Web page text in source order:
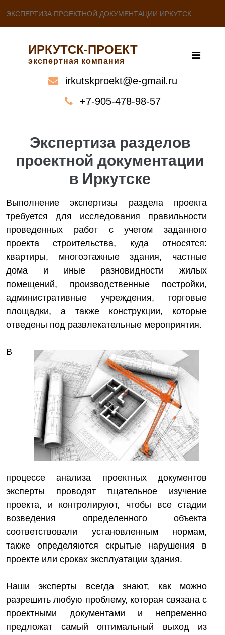
ЭКСПЕРТИЗА ПРОЕКТНОЙ ДОКУМЕНТАЦИИ ИРКУТСК
ИРКУТСК-ПРОЕКТ
экспертная компания
irkutskproekt@e-gmail.ru
+7-905-478-98-57
Экспертиза разделов
проектной документации
в Иркутске
Выполнение экспертизы раздела проекта
требуется для исследования правильности
проведенных работ с учетом заданного
проекта строительства, куда относятся:
квартиры, многоэтажные здания, частные
дома и иные разновидности жилых
помещений, производственные постройки,
административные учреждения, торговые
площадки, а также конструкции, которые
отведены под развлекательные мероприятия.
В
процессе анализа проектных документов
эксперты проводят тщательное изучение
проекта, и контролируют, чтобы все стадии
возведения определенного объекта
соответствовали установленным нормам,
также определяются скрытые нарушения в
проекте или сроках эксплуатации здания.
Наши эксперты всегда знают, как можно
разрешить любую проблему, которая связана с
проектными документами и непременно
предложат самый оптимальный выход из